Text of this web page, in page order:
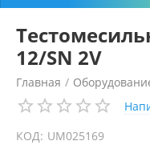
12/SN 2V
Главная /
КОД: UM025169